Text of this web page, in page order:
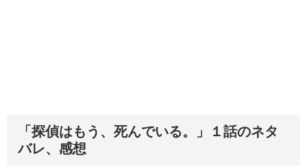
「探偵はもう、死んでいる。」１話のネタ
バレ、感想